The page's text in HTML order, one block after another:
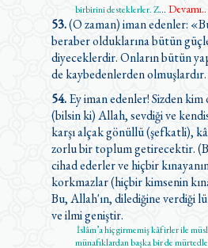
birbirini desteklerler. Z... Devamı..
53.(O zaman) iman edenler:
beraber olduklarına bütün
diyeceklerdir. Onların bütün
de kaybedenlerden olmuşlardır.
54.Ey iman edenler! Sizden
(bilsin ki) Allah, sevdiği ve
karşı alçak gönüllü (şefkatli),
zorlu bir toplum getirecektir.
cihad ederler ve hiçbir
korkmazlar (hiçbir kimsenin
Bu, Allah'ın, dilediğine verdiği
ve ilmi geniştir.
İslâm’a hiç girmemiş kâfirler ile
münafıklardan başka bir de